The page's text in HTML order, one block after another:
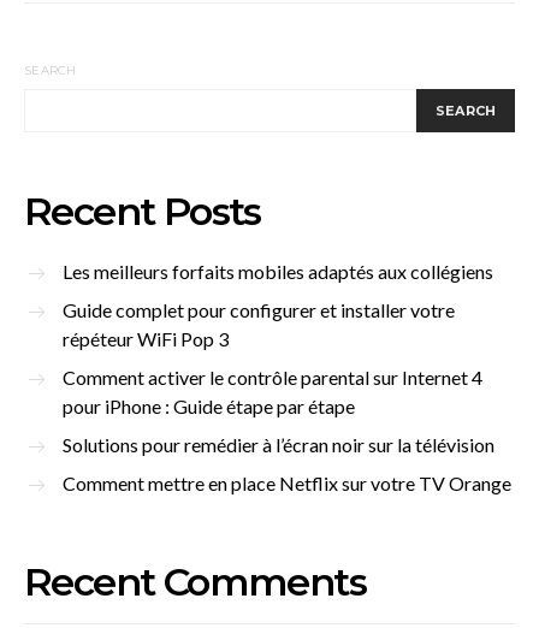
SEARCH
SEARCH
Recent Posts
Les meilleurs forfaits mobiles adaptés aux collégiens
Guide complet pour configurer et installer votre
répéteur WiFi Pop 3
Comment activer le contrôle parental sur Internet 4
pour iPhone : Guide étape par étape
Solutions pour remédier à l’écran noir sur la télévision
Comment mettre en place Netflix sur votre TV Orange
Recent Comments